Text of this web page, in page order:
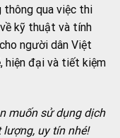
thông qua việc thi
kỹ thuật và tính
người dân Việt
hiện đại và tiết kiệm
muốn sử dụng dịch
uy tín nhé!